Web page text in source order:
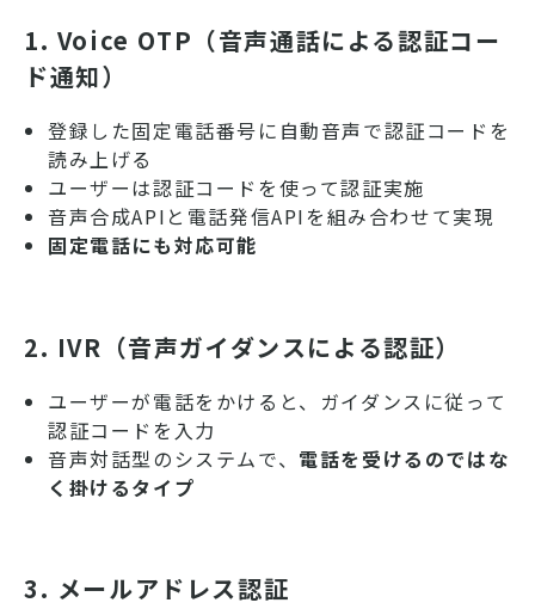
1. Voice OTP（音声通話による認証コー
ド通知）
登録した固定電話番号に自動音声で認証コードを
読み上げる
ユーザーは認証コードを使って認証実施
音声合成APIと電話発信APIを組み合わせて実現
固定電話にも対応可能
2. IVR（音声ガイダンスによる認証）
ユーザーが電話をかけると、ガイダンスに従って
認証コードを入力
音声対話型のシステムで、 電話を受けるのではな
く掛けるタイプ
3. メールアドレス認証